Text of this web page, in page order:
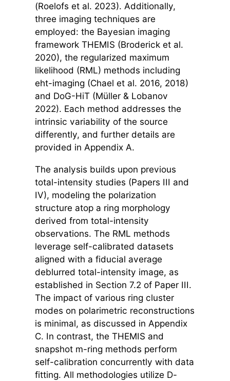
(Roelofs et al. 2023). Additionally,
three imaging techniques are
employed: the Bayesian imaging
framework THEMIS (Broderick et al.
2020), the regularized maximum
likelihood (RML) methods including
eht-imaging (Chael et al. 2016, 2018)
and DoG-HiT (Müller & Lobanov
2022). Each method addresses the
intrinsic variability of the source
differently, and further details are
provided in Appendix A.
The analysis builds upon previous
total-intensity studies (Papers III and
IV), modeling the polarization
structure atop a ring morphology
derived from total-intensity
observations. The RML methods
leverage self-calibrated datasets
aligned with a fiducial average
deblurred total-intensity image, as
established in Section 7.2 of Paper III.
The impact of various ring cluster
modes on polarimetric reconstructions
is minimal, as discussed in Appendix
C. In contrast, the THEMIS and
snapshot m-ring methods perform
self-calibration concurrently with data
fitting. All methodologies utilize D-